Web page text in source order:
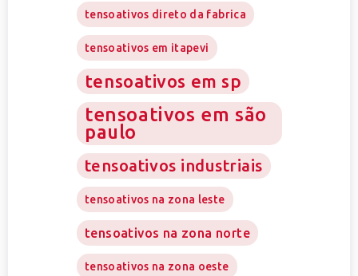
tensoativos direto da fabrica
tensoativos em itapevi
tensoativos em sp
tensoativos em são
paulo
tensoativos industriais
tensoativos na zona leste
tensoativos na zona norte
tensoativos na zona oeste